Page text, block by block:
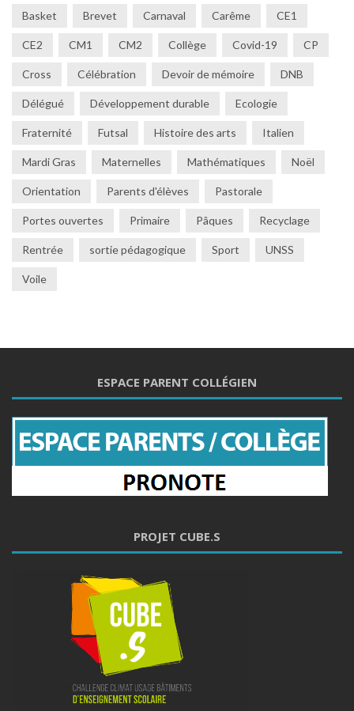
Basket Brevet Carnaval Carême CE1
CE2 CM1 CM2 Collège Covid-19 CP
Cross Célébration Devoir de mémoire DNB
Délégué Développement durable Ecologie
Fraternité Futsal Histoire des arts Italien
Mardi Gras Maternelles Mathématiques Noël
Orientation Parents d'élèves Pastorale
Portes ouvertes Primaire Pâques Recyclage
Rentrée sortie pédagogique Sport UNSS
Voile
ESPACE PARENT COLLÉGIEN
PROJET CUBE.S